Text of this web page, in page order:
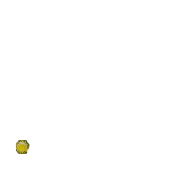
Дистанционное бронирование туров